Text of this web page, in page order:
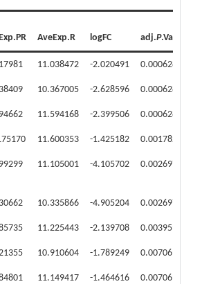
AveExp.R logFC adj.P.Val
11.038472 -2.020491 0.000628
10.367005 -2.628596 0.000628
11.594168 -2.399506 0.000628
11.600353 -1.425182 0.001782
11.105001 -4.105702 0.002697
10.335866 -4.905204 0.002697
11.225443 -2.139708 0.003959
10.910604 -1.789249 0.007069
11.149417 -1.464616 0.007069